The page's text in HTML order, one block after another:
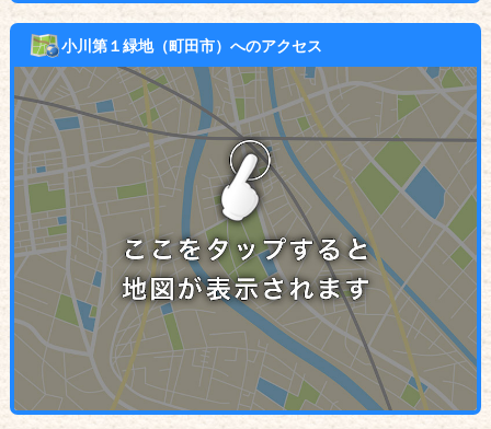
小川第１緑地（町田市）へのアクセス